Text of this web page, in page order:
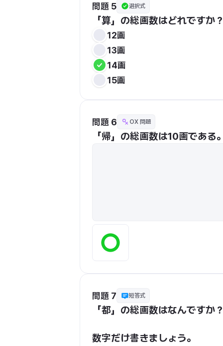
問題 5 選択式
「算」の総画数はどれですか
12画
13画
14画
15画
問題 6 OX 問題
「帰」の総画数は10画である
問題 7 短答式
「都」の総画数はなんですか
数字だけ書きましょう。